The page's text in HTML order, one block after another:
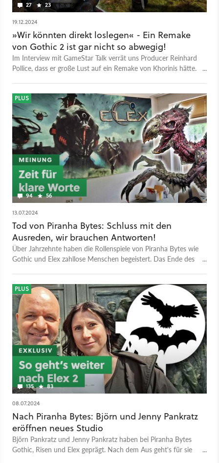
27 23
19.12.2024
»Wir könnten direkt loslegen« - Ein Remake
von Gothic 2 ist gar nicht so abwegig!
Im Interview mit GameStar Talk verrät uns Producer Reinhard
Pollice, dass er große Lust auf ein Remake von Khorinis hätte.
94 56
PLUS
13.07.2024
Tod von Piranha Bytes: Schluss mit den
Ausreden, wir brauchen Antworten!
Über Jahrzehnte haben die Rollenspiele von Piranha Bytes wie
Gothic und Elex zahllose Menschen begeistert. Das Ende des
135 83
PLUS
08.07.2024
Nach Piranha Bytes: Björn und Jenny Pankratz
eröffnen neues Studio
Björn Pankratz und Jenny Pankratz haben bei Piranha Bytes
Gothic, Risen und Elex geprägt. Nach dem Aus geht's für sie